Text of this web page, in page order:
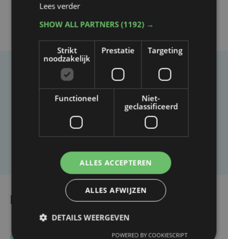
Taalfout opgemerkt?
Heb je een taal- of schrijffout opgemerkt in dit
artikel?
Lees ook
Lees verder
SHOW ALL PARTNERS(1192) →
Strikt
noodzakelijk
Prestatie Targeting
Functioneel
Niet-
geclassificeerd
ALLES ACCEPTEREN
ALLES AFWIJZEN
DETAILS WEERGEVEN
POWERED BY COOKIESCRIPT